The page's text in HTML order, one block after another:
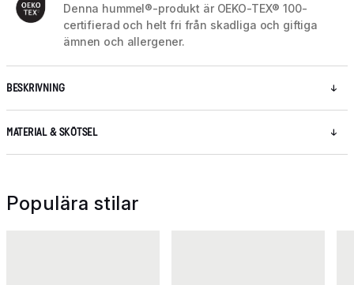
Denna hummel®-produkt är OEKO-TEX® 100-
certifierad och helt fri från skadliga och giftiga
ämnen och allergener.
BESKRIVNING
MATERIAL & SKÖTSEL
Populära stilar